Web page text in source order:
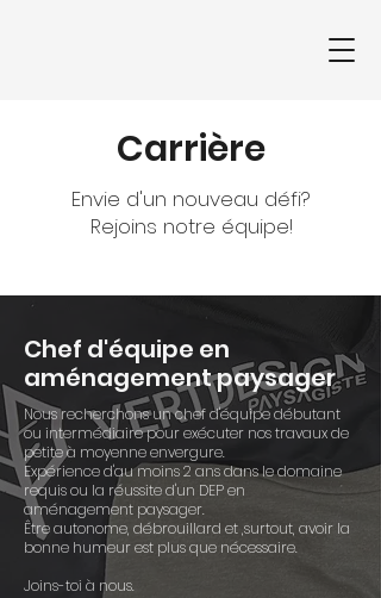
Carrière
Envie d'un nouveau défi?
Rejoins notre équipe!
Chef d'équipe en
aménagement paysager
Nous recherchons un chef d'équipe débutant
ou intermédiaire pour exécuter nos travaux de
petite à moyenne envergure.
Expérience d'au moins 2 ans dans le domaine
requis ou la réussite d'un DEP en
aménagement paysager.
Être autonome, débrouillard et ,surtout, avoir la
bonne humeur est plus que nécessaire.
Joins-toi à nous.